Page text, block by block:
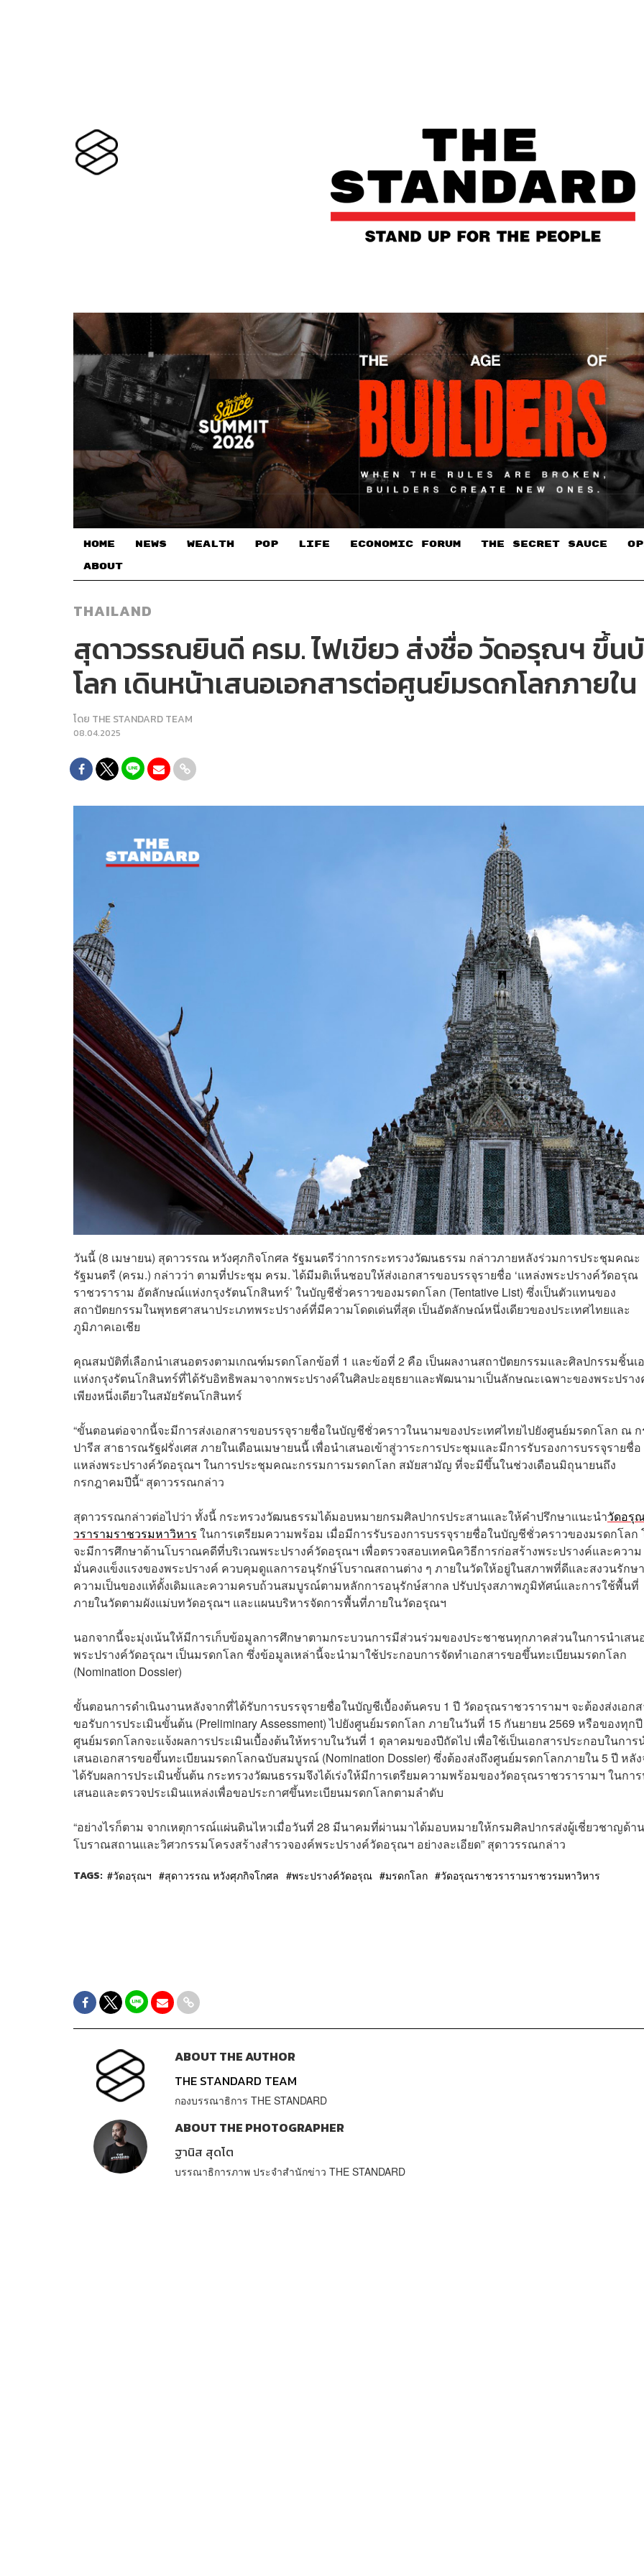
HOME NEWS WEALTH POP LIFE ECONOMIC FORUM THE SECRET SAUCE​
ABOUT
THAILAND
สุดาวรรณยินดี ครม. ไฟเขียว ส่งชื่อ วัดอรุณฯ ขึ้
โลก เดินหน้าเสนอเอกสารต่อศูนย์มรดกโลกภายใน
โดย THE STANDARD TEAM
08.04.2025
วันนี้ (8 เมษายน) สุดาวรรณ หวังศุภกิจโกศล รัฐมนตรีว่าการกระทรวงวัฒนธรรม กล่าวภายหลังร่วมการประชุมคณะ
รัฐมนตรี (ครม.) กล่าวว่า ตามที่ประชุม ครม. ได้มีมติเห็นชอบให้ส่งเอกสารขอบรรจุรายชื่อ ‘แหล่งพระปรางค์วัดอรุณ
ราชวราราม อัตลักษณ์แห่งกรุงรัตนโกสินทร์’ ในบัญชีชั่วคราวของมรดกโลก (Tentative List) ซึ่งเป็นตัวแทนของ
สถาปัตยกรรมในพุทธศาสนาประเภทพระปรางค์ที่มีความโดดเด่นที่สุด เป็นอัตลักษณ์หนึ่งเดียวของประเทศไทยและ
ภูมิภาคเอเชีย
คุณสมบัติที่เลือกนำเสนอตรงตามเกณฑ์มรดกโลกข้อที่ 1 และข้อที่ 2 คือ เป็นผลงานสถาปัตยกรรมและศิลปกรรมชิ้นเ
แห่งกรุงรัตนโกสินทร์ที่ได้รับอิทธิพลมาจากพระปรางค์ในศิลปะอยุธยาและพัฒนามาเป็นลักษณะเฉพาะของพระปรา
เพียงหนึ่งเดียวในสมัยรัตนโกสินทร์
“ขั้นตอนต่อจากนี้จะมีการส่งเอกสารขอบรรจุรายชื่อในบัญชีชั่วคราวในนามของประเทศไทยไปยังศูนย์มรดกโลก ณ ก
ปารีส สาธารณรัฐฝรั่งเศส ภายในเดือนเมษายนนี้ เพื่อนำเสนอเข้าสู่วาระการประชุมและมีการรับรองการบรรจุรายชื่อ
แหล่งพระปรางค์วัดอรุณฯ ในการประชุมคณะกรรมการมรดกโลก สมัยสามัญ ที่จะมีขึ้นในช่วงเดือนมิถุนายนถึง
กรกฎาคมปีนี้“ สุดาวรรณกล่าว
สุดาวรรณกล่าวต่อไปว่า ทั้งนี้ กระทรวงวัฒนธรรมได้มอบหมายกรมศิลปากรประสานและให้คำปรึกษาแนะนำวัดอรุ
วรารามราชวรมหาวิหาร ในการเตรียมความพร้อม เมื่อมีการรับรองการบรรจุรายชื่อในบัญชีชั่วคราวของมรดกโลก
จะมีการศึกษาด้านโบราณคดีที่บริเวณพระปรางค์วัดอรุณฯ เพื่อตรวจสอบเทคนิควิธีการก่อสร้างพระปรางค์และความ
มั่นคงแข็งแรงของพระปรางค์ ควบคุมดูแลการอนุรักษ์โบราณสถานต่าง ๆ ภายในวัดให้อยู่ในสภาพที่ดีและสงวนรักษา
ความเป็นของแท้ดั้งเดิมและความครบถ้วนสมบูรณ์ตามหลักการอนุรักษ์สากล ปรับปรุงสภาพภูมิทัศน์และการใช้พื้นที่
ภายในวัดตามผังแม่บทวัดอรุณฯ และแผนบริหารจัดการพื้นที่ภายในวัดอรุณฯ
นอกจากนี้จะมุ่งเน้นให้มีการเก็บข้อมูลการศึกษาตามกระบวนการมีส่วนร่วมของประชาชนทุกภาคส่วนในการนำเสน
พระปรางค์วัดอรุณฯ เป็นมรดกโลก ซึ่งข้อมูลเหล่านี้จะนำมาใช้ประกอบการจัดทำเอกสารขอขึ้นทะเบียนมรดกโลก
(Nomination Dossier)
ขั้นตอนการดำเนินงานหลังจากที่ได้รับการบรรจุรายชื่อในบัญชีเบื้องต้นครบ 1 ปี วัดอรุณราชวรารามฯ จะต้องส่งเอก
ขอรับการประเมินขั้นต้น (Preliminary Assessment) ไปยังศูนย์มรดกโลก ภายในวันที่ 15 กันยายน 2569 หรือของทุก
ศูนย์มรดกโลกจะแจ้งผลการประเมินเบื้องต้นให้ทราบในวันที่ 1 ตุลาคมของปีถัดไป เพื่อใช้เป็นเอกสารประกอบในการ
เสนอเอกสารขอขึ้นทะเบียนมรดกโลกฉบับสมบูรณ์ (Nomination Dossier) ซึ่งต้องส่งถึงศูนย์มรดกโลกภายใน 5 ปี หลัง
ได้รับผลการประเมินขั้นต้น กระทรวงวัฒนธรรมจึงได้เร่งให้มีการเตรียมความพร้อมของวัดอรุณราชวรารามฯ ในกา
เสนอและตรวจประเมินแหล่งเพื่อขอประกาศขึ้นทะเบียนมรดกโลกตามลำดับ
“อย่างไรก็ตาม จากเหตุการณ์แผ่นดินไหวเมื่อวันที่ 28 มีนาคมที่ผ่านมาได้มอบหมายให้กรมศิลปากรส่งผู้เชี่ยวชาญด้าน
โบราณสถานและวิศวกรรมโครงสร้างสำรวจองค์พระปรางค์วัดอรุณฯ อย่างละเอียด” สุดาวรรณกล่าว
TAGS: วัดอรุณฯ สุดาวรรณ หวังศุภกิจโกศล พระปรางค์วัดอรุณ มรดกโลก วัดอรุณราชวรารามราชวรมหาวิหาร
ABOUT THE AUTHOR
THE STANDARD TEAM
กองบรรณาธิการ THE STANDARD
ABOUT THE PHOTOGRAPHER
ฐานิส สุดโต
บรรณาธิการภาพ ประจำสำนักข่าว THE STANDARD